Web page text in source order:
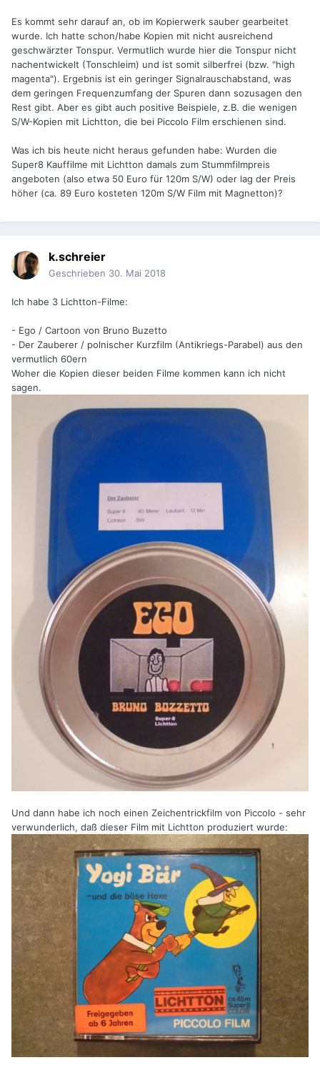
Es kommt sehr darauf an, ob im Kopierwerk sauber gearbeitet
wurde. Ich hatte schon/habe Kopien mit nicht ausreichend
geschwärzter Tonspur. Vermutlich wurde hier die Tonspur nicht
nachentwickelt (Tonschleim) und ist somit silberfrei (bzw. "high
magenta"). Ergebnis ist ein geringer Signalrauschabstand, was
dem geringen Frequenzumfang der Spuren dann sozusagen den
Rest gibt. Aber es gibt auch positive Beispiele, z.B. die wenigen
S/W-Kopien mit Lichtton, die bei Piccolo Film erschienen sind.
Was ich bis heute nicht heraus gefunden habe: Wurden die
Super8 Kauffilme mit Lichtton damals zum Stummfilmpreis
angeboten (also etwa 50 Euro für 120m S/W) oder lag der Preis
höher (ca. 89 Euro kosteten 120m S/W Film mit Magnetton)?
k.schreier
Geschrieben 30. Mai 2018
Ich habe 3 Lichtton-Filme:
- Ego / Cartoon von Bruno Buzetto
- Der Zauberer / polnischer Kurzfilm (Antikriegs-Parabel) aus den
vermutlich 60ern
Woher die Kopien dieser beiden Filme kommen kann ich nicht
sagen.
Und dann habe ich noch einen Zeichentrickfilm von Piccolo - sehr
verwunderlich, daß dieser Film mit Lichtton produziert wurde: